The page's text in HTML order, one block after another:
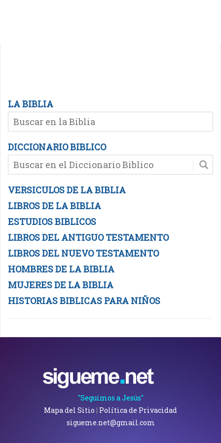
LA BIBLIA
DICCIONARIO BIBLICO
VERSICULOS DE LA BIBLIA
LIBROS DE LA BIBLIA
ESTUDIOS BIBLICOS
LIBROS DEL ANTIGUO TESTAMENTO
LIBROS DEL NUEVO TESTAMENTO
HOMBRES DE LA BIBLIA
MUJERES DE LA BIBLIA
HISTORIAS BIBLICAS PARA NIÑOS
"Seguimos a Jesús"
Mapa del Sitio | Política de Privacidad
sigueme.net@gmail.com